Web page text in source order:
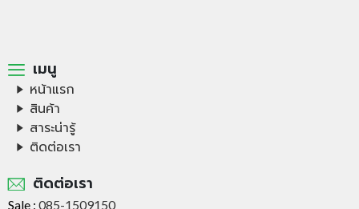
เมนู
หน้าแรก
สินค้า
สาระน่ารู้
ติดต่อเรา
ติดต่อเรา
Sale : 085-1509150